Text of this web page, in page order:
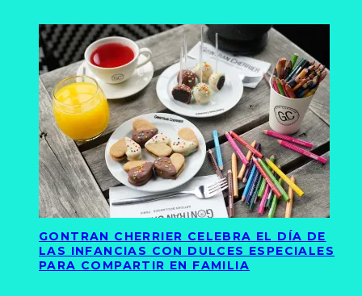
GONTRAN CHERRIER CELEBRA EL DÍA DE
LAS INFANCIAS CON DULCES ESPECIALES
PARA COMPARTIR EN FAMILIA